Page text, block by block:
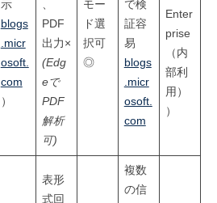
示
blogs
.micr
osoft.
com
）
PDF
出力×
(Edg
eで
PDF
解析
可)
モー
ド選
択可
◎
で検
証容
易
blogs
.micr
osoft.
com
Enter
prise
（内
部利
用）
）
表形
式回
複数
の信